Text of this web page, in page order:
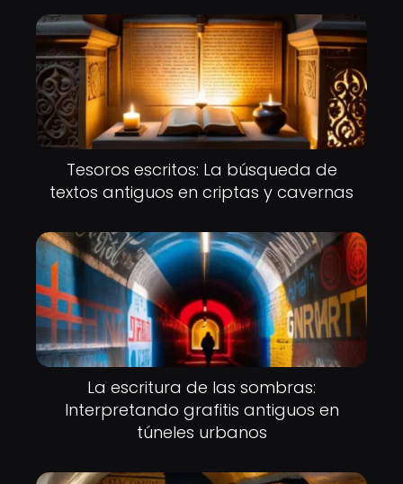
Tesoros escritos: La búsqueda de
textos antiguos en criptas y cavernas
La escritura de las sombras:
Interpretando grafitis antiguos en
túneles urbanos